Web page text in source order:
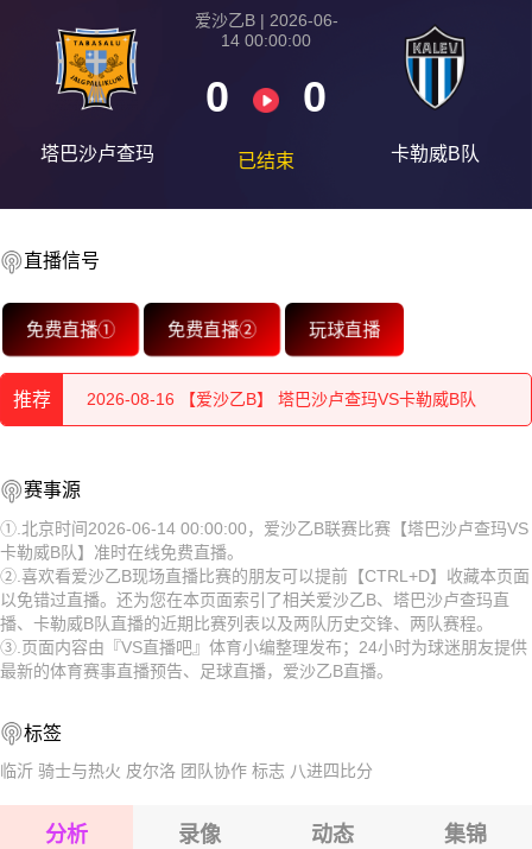
塔巴沙卢查玛
爱沙乙B | 2026-06-
14 00:00:00
0 0
已结束 卡勒威B队
直播信号
免费直播① 免费直播② 玩球直播
推荐
2026-08-16 【爱沙乙B】 塔巴沙卢查玛VS卡勒威B队
2026-08-16 【爱沙乙B】 塔巴沙卢查玛VS卡勒威B队
2026-08-16 【爱沙乙B】 塔巴沙卢查玛VS卡勒威B队
2026-08-16 【爱沙乙B】 塔巴沙卢查玛VS卡勒威B队
2026-08-16 【爱沙乙B】 塔巴沙卢查玛VS卡勒威B队
2026-08-16 【爱沙乙B】 塔巴沙卢查玛VS卡勒威B队
2026-08-16 【爱沙乙B】 塔巴沙卢查玛VS卡勒威B队
2026-08-16 【爱沙乙B】 塔巴沙卢查玛VS卡勒威B队
2026-08-16 【爱沙乙B】 塔巴沙卢查玛VS卡勒威B队
赛事源
①.北京时间2026-06-14 00:00:00，爱沙乙B联赛比赛【塔巴沙卢查玛VS
卡勒威B队】准时在线免费直播。
②.喜欢看爱沙乙B现场直播比赛的朋友可以提前【CTRL+D】收藏本页面
以免错过直播。还为您在本页面索引了相关爱沙乙B、塔巴沙卢查玛直
播、卡勒威B队直播的近期比赛列表以及两队历史交锋、两队赛程。
③.页面内容由『VS直播吧』体育小编整理发布；24小时为球迷朋友提供
最新的体育赛事直播预告、足球直播，爱沙乙B直播。
标签
临沂 骑士与热火 皮尔洛 团队协作 标志 八进四比分
分析 录像 动态 集锦